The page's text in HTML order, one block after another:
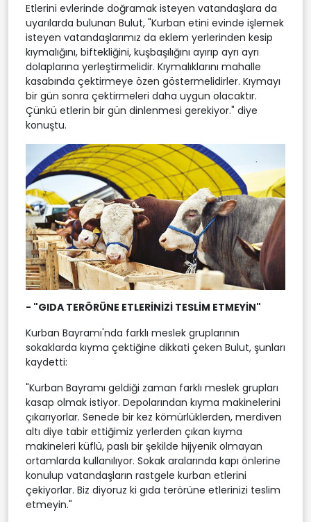
Etlerini evlerinde doğramak isteyen vatandaşlara da
uyarılarda bulunan Bulut, "Kurban etini evinde işlemek
isteyen vatandaşlarımız da eklem yerlerinden kesip
kıymalığını, biftekliğini, kuşbaşılığını ayırıp ayrı ayrı
dolaplarına yerleştirmelidir. Kıymalıklarını mahalle
kasabında çektirmeye özen göstermelidirler. Kıymayı
bir gün sonra çektirmeleri daha uygun olacaktır.
Çünkü etlerin bir gün dinlenmesi gerekiyor." diye
konuştu.
- "GIDA TERÖRÜNE ETLERİNİZİ TESLİM ETMEYİN"
Kurban Bayramı'nda farklı meslek gruplarının
sokaklarda kıyma çektiğine dikkati çeken Bulut, şunları
kaydetti:
"Kurban Bayramı geldiği zaman farklı meslek grupları
kasap olmak istiyor. Depolarından kıyma makinelerini
çıkarıyorlar. Senede bir kez kömürlüklerden, merdiven
altı diye tabir ettiğimiz yerlerden çıkan kıyma
makineleri küflü, paslı bir şekilde hijyenik olmayan
ortamlarda kullanılıyor. Sokak aralarında kapı önlerine
konulup vatandaşların rastgele kurban etlerini
çekiyorlar. Biz diyoruz ki gıda terörüne etlerinizi teslim
etmeyin."